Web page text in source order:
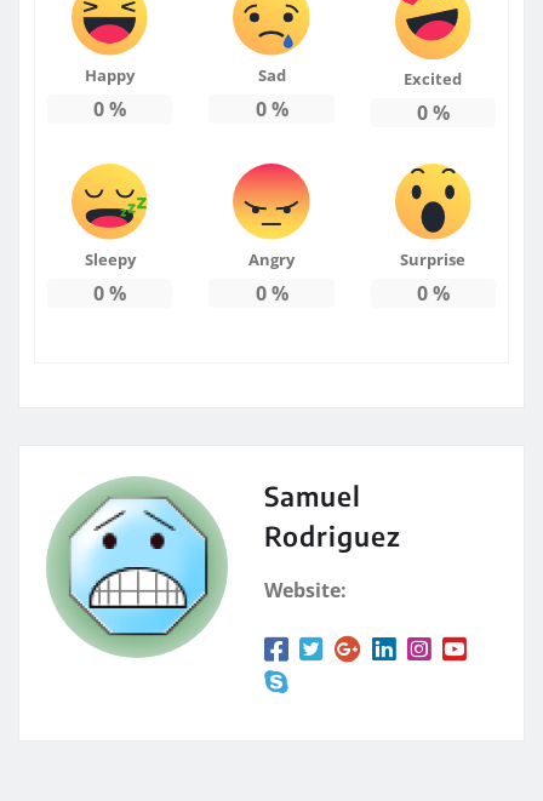
Happy
0%
Sad
0%
Excited
0%
Sleepy
0%
Angry
0%
Surprise
0%
Samuel
Rodriguez
Website: